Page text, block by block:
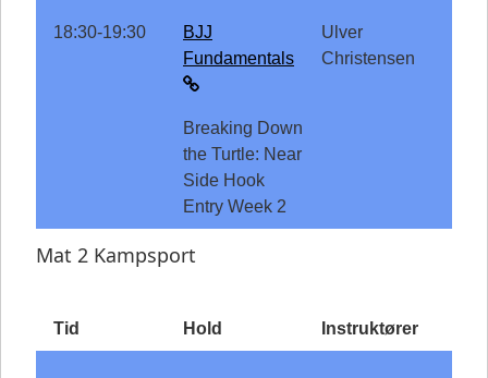
18:30-19:30
BJJ
Fundamentals
Breaking Down
the Turtle: Near
Side Hook
Entry Week 2
Ulver
Christensen
Mat 2 Kampsport
Tid Hold Instruktører